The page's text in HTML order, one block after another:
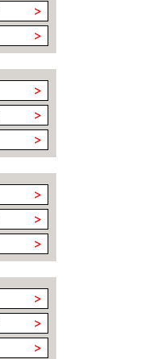
>
>
>
>
>
>
>
>
>
>
>